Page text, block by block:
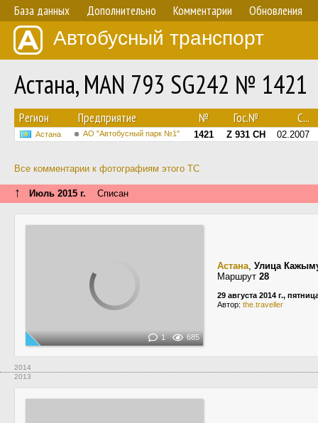
База данных Дополнительно Комментарии Обновления
Автобусный транспорт
Астана, MAN 793 SG242 № 1421
Регион Предприятие № Гос.№ С...
Астана АО "Автобусный парк №1" 1421 Z 931 CH 02.2007
Все комментарии к фотографиям этого ТС
↑ Июль 2015 г. Списан
1 685
Астана, Улица
Маршрут 28
29 августа 2014 г.,
Автор: the.traveller
2014
2013